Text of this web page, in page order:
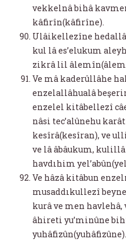
vekkelnâ bihâ
kâfirîn(kâfirîne).
Ulâikellezîne
kul lâ es’elukum
zikrâ lil
Ve mâ kaderûllâhe
enzelallâhualâ
enzelel kitâbellezî
nâsi tec’alûnehu
kesîrâ(kesîran), ve
ve lâ âbâukum,
havdıhim
Ve hâzâ kitâbun
musaddıkullezî
kurâ ve men
âhireti yu’minûne
yuhâfizûn(yuhâfizûne).